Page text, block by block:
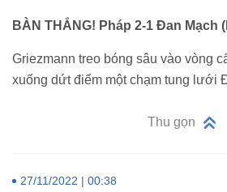
BÀN THẮNG! Pháp 2-1 Đan Mạch
Griezmann treo bóng sâu vào vòng
xuống dứt điểm một chạm tung lưới
Thu gọn
27/11/2022 | 00:38